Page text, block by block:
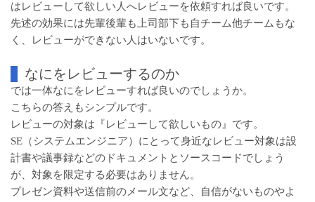
はレビューして欲しい人へレビューを依頼すれば良いです。
先述の効果には先輩後輩も上司部下も自チーム他チームもな
く、レビューができない人はいないです。
なにをレビューするのか
では一体なにをレビューすれば良いのでしょうか。
こちらの答えもシンプルです。
レビューの対象は『レビューして欲しいもの』です。
SE（システムエンジニア）にとって身近なレビュー対象は設
計書や議事録などのドキュメントとソースコードでしょう
が、対象を限定する必要はありません。
プレゼン資料や送信前のメール文など、自信がないものやよ